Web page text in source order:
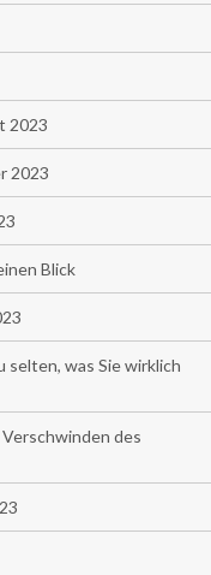
2023
2023
Blick
selten, was Sie wirklich
des